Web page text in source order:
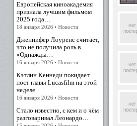
Европейская киноакадемия
признала лучшим фильмом
2025 года…
18 января 2026 • Новости
Дженнифер Лоуренс считает,
что не получила роль в
«Однажды…
16 января 2026 • Новости
Кэтлин Кеннеди покидает
пост главы Lucasfilm на этой
неделе
16 января 2026 • Новости
Стало известно, с кем и о чём
разговаривал Леонардо…